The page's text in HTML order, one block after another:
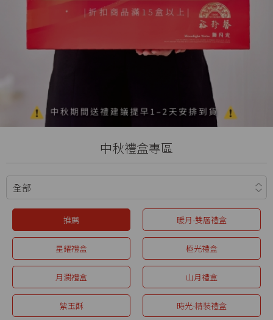
中秋禮盒專區
推薦 暖月-雙層禮盒
星耀禮盒 極光禮盒
月瀾禮盒 山月禮盒
紫玉酥 時光-精裝禮盒